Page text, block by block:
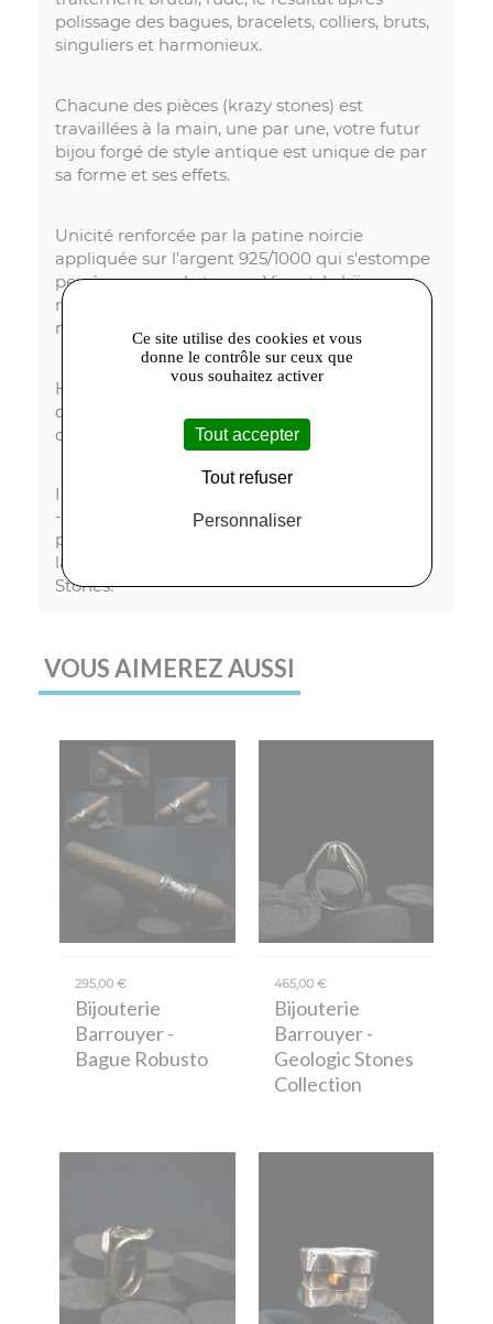
polissage des bagues, bracelets, colliers, bruts,
singuliers et harmonieux.
Chacune des pièces (krazy stones) est
travaillées à la main, une par une, votre futur
bijou forgé de style antique est unique de par
sa forme et ses effets.
Unicité renforcée par la patine noircie
appliquée sur l'argent 925/1000 qui s'estompe
peu à peu avec le temps. Vivant, le bijou
révèlera des zones où l'aspect brillant du
métal reprendra ses droits.
Héphaïstos Collection ou le travail passionné
du métal, des bijoux étonnants et particuliers
comme vous.
Informations importantes :
- les photos sont non contractuelles. Elles
peuvent faire varier légèrement la couleur ou
la forme des bijoux de la collection Krazy-
Stones.
VOUS AIMEREZ AUSSI
295,00 €
Bijouterie
Barrouyer-
Bague Robusto
465,00 €
Bijouterie
Barrouyer-
Geologic Stones
Collection
Ce site utilise des cookies et vous
donne le contrôle sur ceux que
vous souhaitez activer
Tout accepter
Tout refuser
Personnaliser